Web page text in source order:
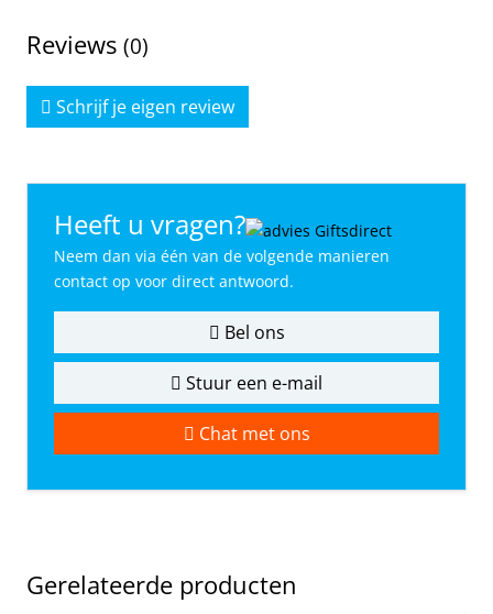
Reviews (0)
Schrijf je eigen review
Heeft u vragen?
Neem dan via één van de volgende manieren
contact op voor direct antwoord.
Bel ons
Stuur een e-mail
Chat met ons
Gerelateerde producten